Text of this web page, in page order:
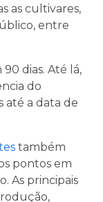
as cultivares,
entre
dias. Até lá,
do
até a data de
também
pontos em
As principais